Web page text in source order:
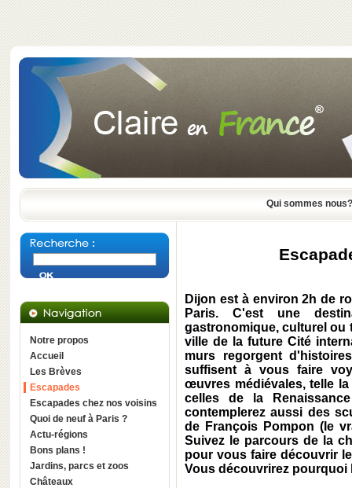
Qui sommes nous?
Notre propos
Accueil
Les Brèves
Escapades
Escapades chez nos voisins
Quoi de neuf à Paris ?
Actu-régions
Bons plans !
Jardins, parcs et zoos
Châteaux
Dijon est à environ 2h de
Paris. C'est une
gastronomique, culturel ou
ville de la future Cité
murs regorgent
suffisent à vous faire
œuvres médiévales, telle
celles de la
contemplerez aussi des
de François Pompon (le
Suivez le parcours de la
pour vous faire découvrir
Vous découvrirez pourquoi